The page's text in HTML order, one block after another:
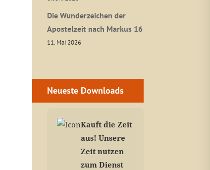
Die Wunderzeichen der
Apostelzeit nach Markus 16
11. Mai 2026
Neueste Downloads
Kauft die Zeit
aus! Unsere
Zeit nutzen
zum Dienst